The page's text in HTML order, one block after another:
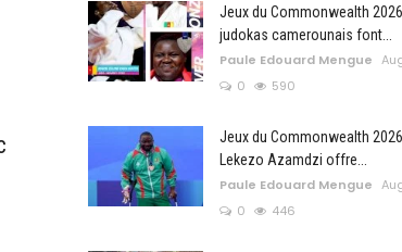
Jeux du Commonwealth
judokas camerounais font...
Paule Edouard Mengue
0
590
Jeux du Commonwealth
Lekezo Azamdzi offre...
Paule Edouard Mengue
0
446